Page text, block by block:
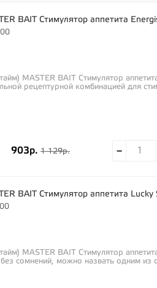
BAIT Стимулятор аппетита
MASTER BAIT Стимулятор
рецептурной комбинацией для
903р. 1 129р. −
BAIT Стимулятор аппетита
MASTER BAIT Стимулятор
сомнений, можно назвать одним